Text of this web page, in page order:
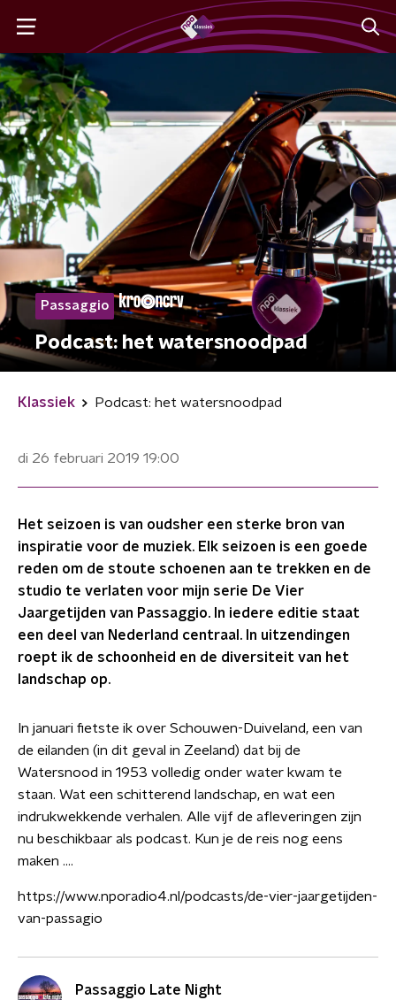
Passaggio
Podcast: het watersnoodpad
Klassiek Podcast: het watersnoodpad
di 26 februari 2019 19:00
Het seizoen is van oudsher een sterke bron van
inspiratie voor de muziek. Elk seizoen is een goede
reden om de stoute schoenen aan te trekken en de
studio te verlaten voor mijn serie De Vier
Jaargetijden van Passaggio. In iedere editie staat
een deel van Nederland centraal. In uitzendingen
roept ik de schoonheid en de diversiteit van het
landschap op.
In januari fietste ik over Schouwen-Duiveland, een van
de eilanden (in dit geval in Zeeland) dat bij de
Watersnood in 1953 volledig onder water kwam te
staan. Wat een schitterend landschap, en wat een
indrukwekkende verhalen. Alle vijf de afleveringen zijn
nu beschikbaar als podcast. Kun je de reis nog eens
maken ....
https://www.nporadio4.nl/podcasts/de-vier-jaargetijden-
van-passagio
Passaggio Late Night